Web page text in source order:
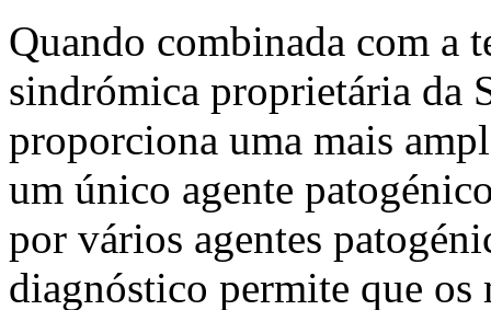
Quando combinada com a
sindrómica proprietária da
proporciona uma mais
um único agente
por vários agentes
diagnóstico permite que os